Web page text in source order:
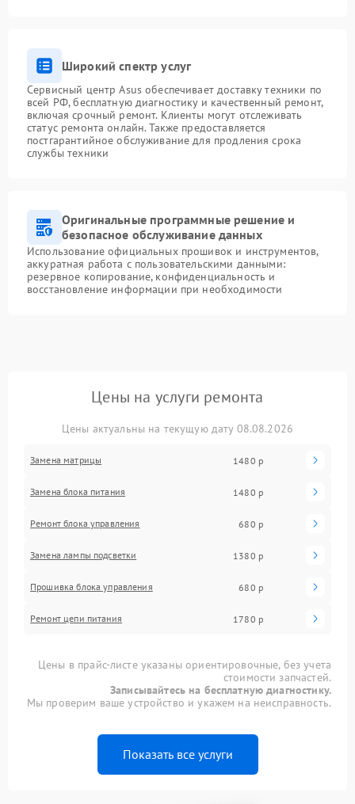
Широкий спектр услуг
Сервисный центр Asus обеспечивает доставку техники по
всей РФ, бесплатную диагностику и качественный ремонт,
включая срочный ремонт. Клиенты могут отслеживать
статус ремонта онлайн. Также предоставляется
постгарантийное обслуживание для продления срока
службы техники
Оригинальные программные решение и
безопасное обслуживание данных
Использование официальных прошивок и инструментов,
аккуратная работа с пользовательскими данными:
резервное копирование, конфиденциальность и
восстановление информации при необходимости
Цены на услуги ремонта
Цены актуальны на текущую дату 08.08.2026
Замена матрицы 1480 р
Замена блока питания 1480 р
Ремонт блока управления 680 р
Замена лампы подсветки 1380 р
Прошивка блока управления 680 р
Ремонт цепи питания 1780 р
Цены в прайс-листе указаны ориентировочные, без учета
стоимости запчастей.
Записывайтесь на бесплатную диагностику.
Мы проверим ваше устройство и укажем на неисправность.
Показать все услуги